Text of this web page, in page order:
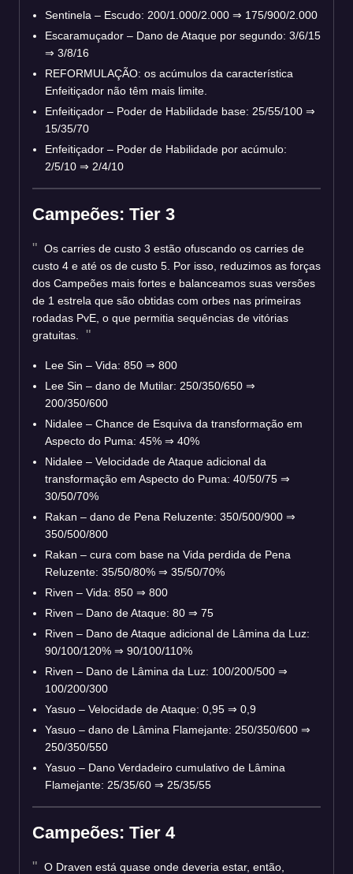
Sentinela – Escudo: 200/1.000/2.000 ⇒ 175/900/2.000
Escaramuçador – Dano de Ataque por segundo: 3/6/15
⇒ 3/8/16
REFORMULAÇÃO: os acúmulos da característica
Enfeitiçador não têm mais limite.
Enfeitiçador – Poder de Habilidade base: 25/55/100 ⇒
15/35/70
Enfeitiçador – Poder de Habilidade por acúmulo:
2/5/10 ⇒ 2/4/10
Campeões: Tier 3
Os carries de custo 3 estão ofuscando os carries de
custo 4 e até os de custo 5. Por isso, reduzimos as forças
dos Campeões mais fortes e balanceamos suas versões
de 1 estrela que são obtidas com orbes nas primeiras
rodadas PvE, o que permitia sequências de vitórias
gratuitas.
Lee Sin – Vida: 850 ⇒ 800
Lee Sin – dano de Mutilar: 250/350/650 ⇒
200/350/600
Nidalee – Chance de Esquiva da transformação em
Aspecto do Puma: 45% ⇒ 40%
Nidalee – Velocidade de Ataque adicional da
transformação em Aspecto do Puma: 40/50/75 ⇒
30/50/70%
Rakan – dano de Pena Reluzente: 350/500/900 ⇒
350/500/800
Rakan – cura com base na Vida perdida de Pena
Reluzente: 35/50/80% ⇒ 35/50/70%
Riven – Vida: 850 ⇒ 800
Riven – Dano de Ataque: 80 ⇒ 75
Riven – Dano de Ataque adicional de Lâmina da Luz:
90/100/120% ⇒ 90/100/110%
Riven – Dano de Lâmina da Luz: 100/200/500 ⇒
100/200/300
Yasuo – Velocidade de Ataque: 0,95 ⇒ 0,9
Yasuo – dano de Lâmina Flamejante: 250/350/600 ⇒
250/350/550
Yasuo – Dano Verdadeiro cumulativo de Lâmina
Flamejante: 25/35/60 ⇒ 25/35/55
Campeões: Tier 4
O Draven está quase onde deveria estar, então,